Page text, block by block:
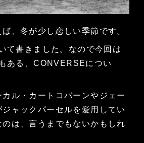
、冬が少し恋しい季節です。
て書きました。なので今回は
ある、CONVERSEについ
ル・カートコバーンやジェー
ジャックパーセルを愛用してい
は、言うまでもないかもしれ